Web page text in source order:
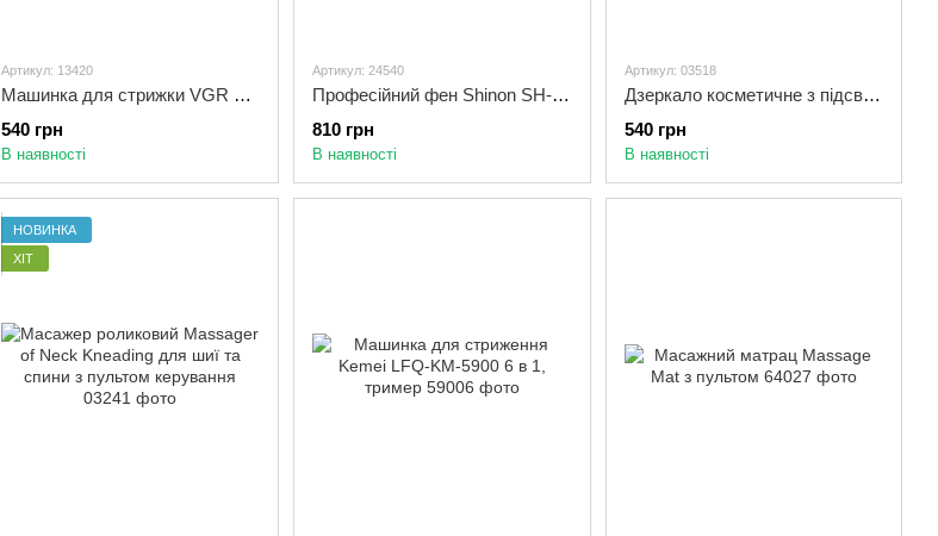
Артикул: 13420
Машинка для стрижки VGR V-015 USB | Тример акумуляторний
540 грн
В наявності
Артикул: 24540
Професійний фен Shinon SH-8103 1500W, якісний фен
810 грн
В наявності
Артикул: 03518
Дзеркало косметичне з підсвіткою і поворотом 360 Cosmetie mirror
540 грн
В наявності
НОВИНКА
ХІТ